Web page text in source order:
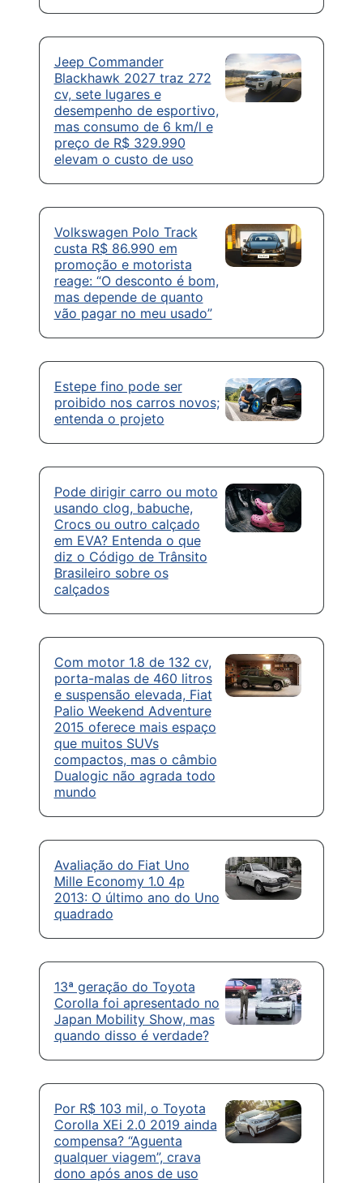
Jeep Commander
Blackhawk 2027 traz 272
cv, sete lugares e
desempenho de esportivo,
mas consumo de 6 km/l e
preço de R$ 329.990
elevam o custo de uso
Volkswagen Polo Track
custa R$ 86.990 em
promoção e motorista
reage: “O desconto é bom,
mas depende de quanto
vão pagar no meu usado”
Estepe fino pode ser
proibido nos carros novos;
entenda o projeto
Pode dirigir carro ou moto
usando clog, babuche,
Crocs ou outro calçado
em EVA? Entenda o que
diz o Código de Trânsito
Brasileiro sobre os
calçados
Com motor 1.8 de 132 cv,
porta-malas de 460 litros
e suspensão elevada, Fiat
Palio Weekend Adventure
2015 oferece mais espaço
que muitos SUVs
compactos, mas o câmbio
Dualogic não agrada todo
mundo
Avaliação do Fiat Uno
Mille Economy 1.0 4p
2013: O último ano do Uno
quadrado
13ª geração do Toyota
Corolla foi apresentado no
Japan Mobility Show, mas
quando disso é verdade?
Por R$ 103 mil, o Toyota
Corolla XEi 2.0 2019 ainda
compensa? “Aguenta
qualquer viagem”, crava
dono após anos de uso